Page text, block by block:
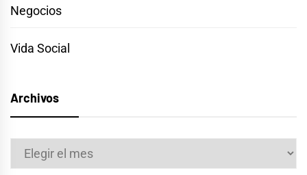
Negocios
Vida Social
Archivos
Archivos